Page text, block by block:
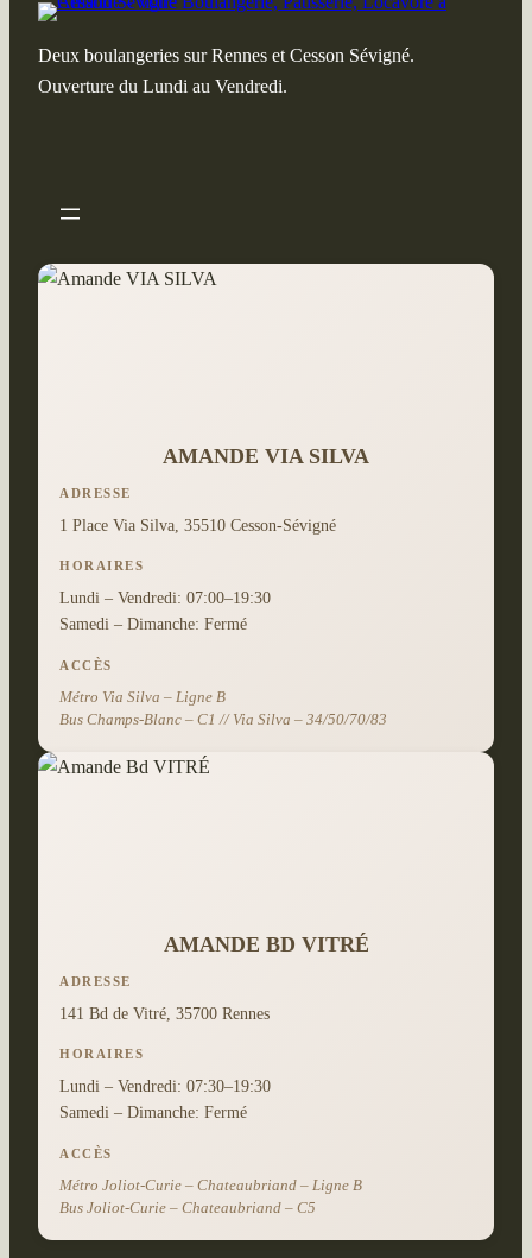
Deux boulangeries sur Rennes et Cesson Sévigné.
Ouverture du Lundi au Vendredi.
AMANDE VIA SILVA
ADRESSE
1 Place Via Silva, 35510 Cesson-Sévigné
HORAIRES
Lundi – Vendredi: 07:00–19:30
Samedi – Dimanche: Fermé
ACCÈS
Métro Via Silva – Ligne B
Bus Champs-Blanc – C1 // Via Silva – 34/50/70/83
AMANDE BD VITRÉ
ADRESSE
141 Bd de Vitré, 35700 Rennes
HORAIRES
Lundi – Vendredi: 07:30–19:30
Samedi – Dimanche: Fermé
ACCÈS
Métro Joliot-Curie – Chateaubriand – Ligne B
Bus Joliot-Curie – Chateaubriand – C5